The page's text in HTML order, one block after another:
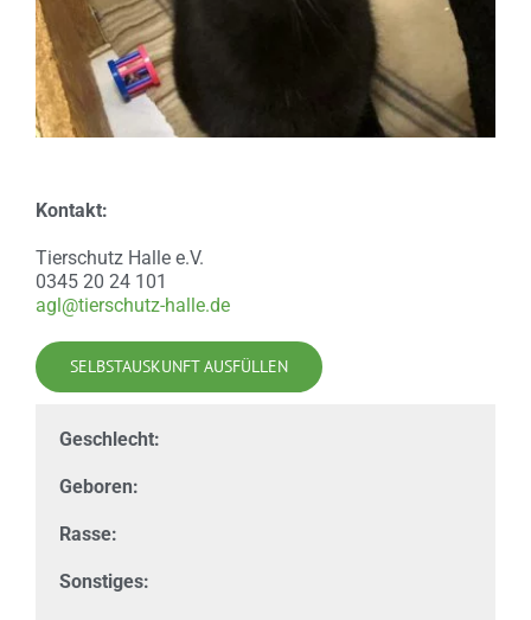
Kontakt:
Tierschutz Halle e.V.
0345 20 24 101
agl@tierschutz-halle.de
SELBSTAUSKUNFT AUSFÜLLEN
Geschlecht:
Geboren:
Rasse:
Sonstiges: